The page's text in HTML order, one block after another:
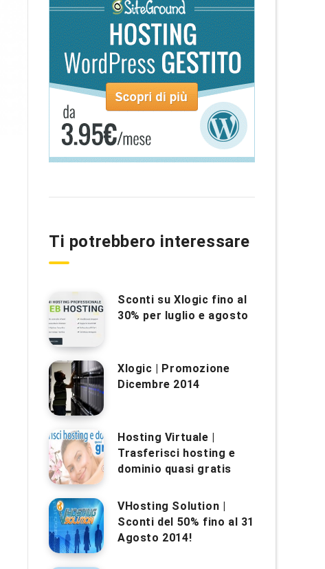
Ti potrebbero interessare
Sconti su Xlogic fino al
30% per luglio e agosto
Xlogic | Promozione
Dicembre 2014
Hosting Virtuale |
Trasferisci hosting e
dominio quasi gratis
VHosting Solution |
Sconti del 50% fino al 31
Agosto 2014!